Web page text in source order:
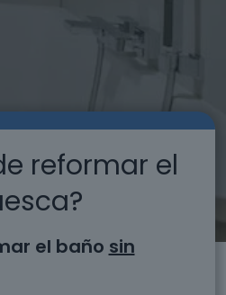
reformar el
el baño sin